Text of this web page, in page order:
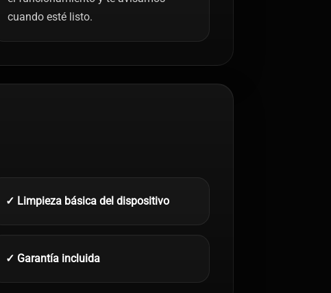
cuando esté listo.
✓ Limpieza básica del dispositivo
✓ Garantía incluida